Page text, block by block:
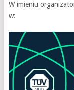
W imieniu
w: